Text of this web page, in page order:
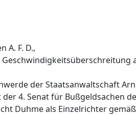
A. F. D.,
der Staatsanwaltschaft
der 4. Senat für Bußgeldsachen
Duhme als Einzelrichter gemäß